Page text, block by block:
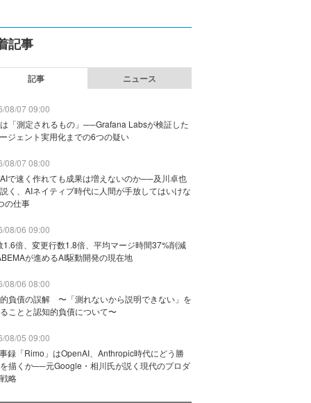
記事
記事 ニュース
08/07 09:00
「測定されるもの」──Grafana Labsが検証した
ジェント実用化までの6つの疑い
08/07 08:00
で速く作れても成果は増えないのか──及川卓也
く、AIネイティブ時代に人間が手放してはいけな
の仕事
08/06 09:00
1.6倍、変更行数1.8倍、平均マージ時間37%削減
が進めるAI駆動開発の現在地
08/06 08:00
負債の誤解 〜「測れないから説明できない」を
ことと認知的負債について〜
08/05 09:00
録「Rimo」はOpenAI、Anthropic時代にどう勝
描くか──元Google・相川氏が説く現代のプロダ
略